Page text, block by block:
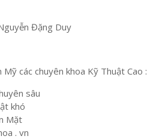
Đặng Duy
các chuyên khoa Kỹ Thuật Cao :
sâu
khó
Mặt
. vn